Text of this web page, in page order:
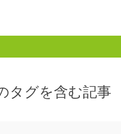
タグを含む記事